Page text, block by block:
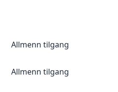
Allmenn tilgang
Allmenn tilgang